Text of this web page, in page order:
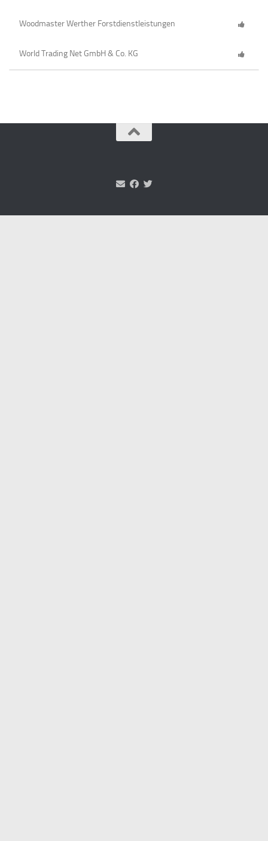
Woodmaster Werther Forstdienstleistungen
World Trading Net GmbH & Co. KG